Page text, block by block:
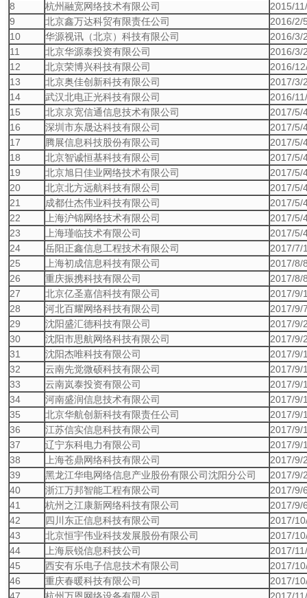
8
杭州融宽网络技术有限公司
2015/
9
北京鑫万达科贸有限责任公司
2016/2/
10
华源视讯（北京）科技有限公司
2016/3/
11
北京华源泰投资有限公司
2016/3/
12
北京荣博兴科技有限公司
2016/
13
北京奥佳创新科技有限公司
2017/3/
14
武汉北电正光科技有限公司
2016/
15
北京京宽信通信息技术有限公司
2017/5/
16
深圳市东晟达科技有限公司
2017/5/
17
腾展信息科技股份有限公司
2017/5/
18
北京智诚恒基科技有限公司
2017/5/
19
北京旭日佳业网络技术有限公司
2017/5/
20
北京北方远航科技有限公司
2017/5/
21
成都仕杰伟业科技有限公司
2017/5/
22
上海沪锦网络技术有限公司
2017/5/
23
上海瑾临技术有限公司
2017/5/
24
岳阳正鑫信息工程技术有限公司
2017/7/
25
上海初成信息科技有限公司
2017/8/
26
重庆振携科技有限公司
2017/8/
27
北京亿圣嘉信科技有限公司
2017/9/
28
河北百耀网络科技有限公司
2017/9/
29
沈阳盛汇德科技有限公司
2017/9/
30
沈阳市思航网络科技有限公司
2017/9/
31
沈阳杰唯科技有限公司
2017/9/
32
云南先觉微硕科技有限公司
2017/9/
33
云南岚泰投资有限公司
2017/9/
34
河南盛润信息技术有限公司
2017/9/
35
北京华航创新科技有限责任公司
2017/9/
36
江苏信实信息科技有限公司
2017/9/
37
辽宁东科电力有限公司
2017/9/
38
上海苍鼎网络科技有限公司
2017/9/
39
黑龙江华电网络信息产业股份有限公司沈阳分公司
2017/9/
40
浙江万邦智能工程有限公司
2017/9/
41
杭州之江康新网络科技有限公司
2017/9/
42
四川东正信息科技有限公司
2017/
43
北京恒宇伟业科技发展股份有限公司
2017/
44
上海辰锐信息科技公司
2017/
45
西安有乐电子信息技术有限公司
2017/
46
重庆春暖科技有限公司
2017/